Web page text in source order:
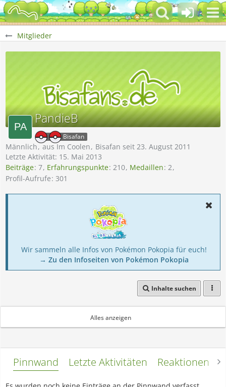
Mitglieder
PandieB
Bisafan
Männlich aus Im Coolen
Bisafan seit 23. August 2011
Letzte Aktivität: 15. Mai 2013
Beiträge 7 Erfahrungspunkte 210 Medaillen 2
Profil-Aufrufe 301
Wir sammeln alle Infos von Pokémon Pokopia für euch!
→ Zu den Infoseiten von Pokémon Pokopia
Inhalte suchen
Alles anzeigen
Pinnwand Letzte Aktivitäten Reaktionen